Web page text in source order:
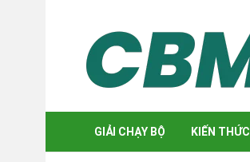
GIẢI CHẠY BỘ KIẾN THỨC